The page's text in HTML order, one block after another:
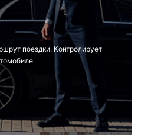
поездки. Контролирует